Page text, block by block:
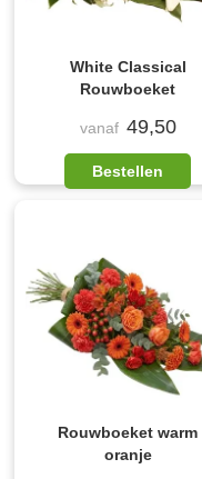
White Classical
Rouwboeket
vanaf 49,50
Bestellen
Rouwboeket warm
oranje